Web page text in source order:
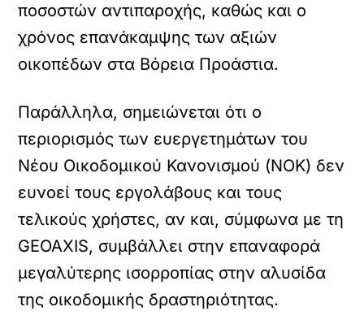
ποσοστών αντιπαροχής, καθώς και ο
χρόνος επανάκαμψης των αξιών
οικοπέδων στα Βόρεια Προάστια.
Παράλληλα, σημειώνεται ότι ο
περιορισμός των ευεργετημάτων του
Νέου Οικοδομικού Κανονισμού (ΝΟΚ) δεν
ευνοεί τους εργολάβους και τους
τελικούς χρήστες, αν και, σύμφωνα με τη
GEOAXIS, συμβάλλει στην επαναφορά
μεγαλύτερης ισορροπίας στην αλυσίδα
της οικοδομικής δραστηριότητας.